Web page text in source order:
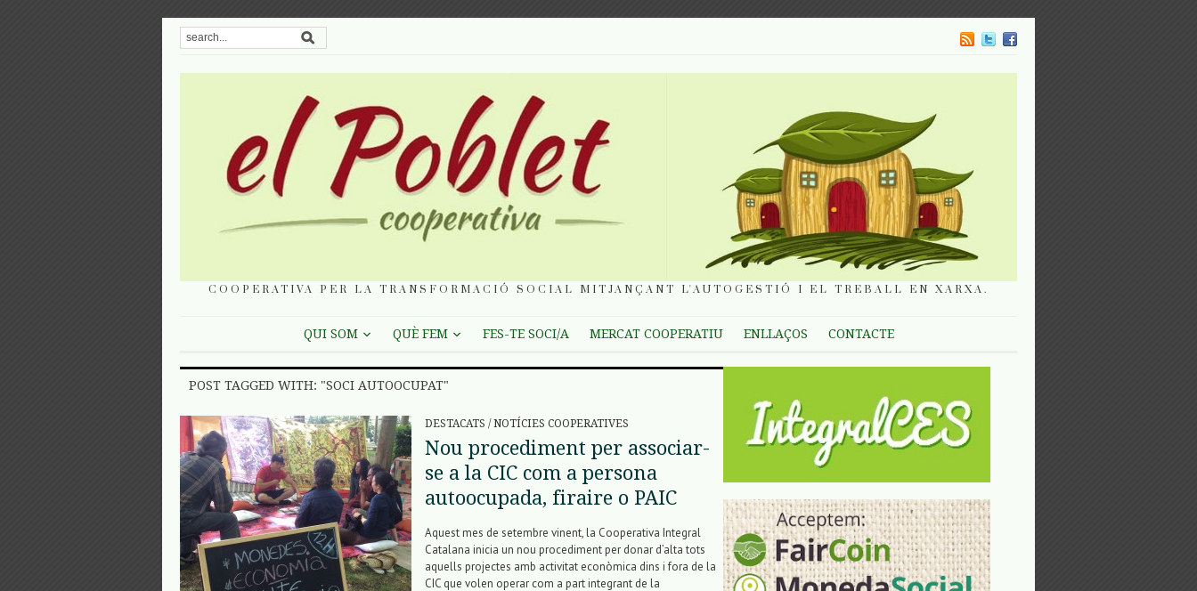
COOPERATIVA PER LA TRANSFORMACIÓ SOCIAL MITJANÇANT L'AUTOGESTIÓ I EL TREBALL EN XARXA.
QUI SOM QUÈ FEM FES-TE SOCI/A MERCAT COOPERATIU ENLLAÇOS CONTACTE
POST TAGGED WITH: "SOCI AUTOOCUPAT"
DESTACATS / NOTÍCIES COOPERATIVES
Nou procediment per associar-
se a la CIC com a persona
autoocupada, firaire o PAIC
Aquest mes de setembre vinent, la Cooperativa Integral
Catalana inicia un nou procediment per donar d’alta tots
aquells projectes amb activitat econòmica dins i fora de la
CIC que volen operar com a part integrant de la